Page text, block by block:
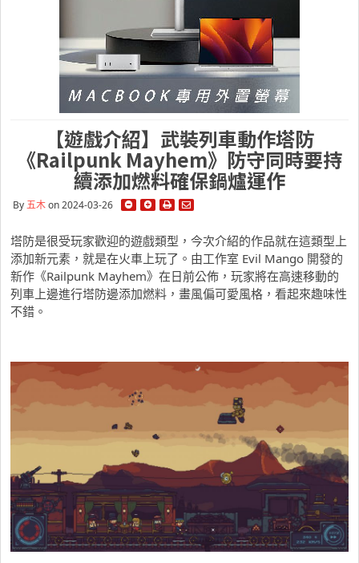
【遊戲介紹】武裝列車動作塔防
《Railpunk Mayhem》防守同時要持
續添加燃料確保鍋爐運作
By五木on 2024-03-26
塔防是很受玩家歡迎的遊戲類型，今次介紹的作品就在這類型上
添加新元素，就是在火車上玩了。由工作室 Evil Mango 開發的
新作《Railpunk Mayhem》在日前公佈，玩家將在高速移動的
列車上邊進行塔防邊添加燃料，畫風偏可愛風格，看起來趣味性
不錯。